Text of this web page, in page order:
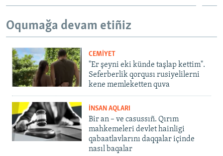
Oqumağa devam etiñiz
CEMİYET
"Er şeyni eki künde taşlap kettim".
Seferberlik qorqusı rusiyelilerni
kene memleketten quva
İNSAN AQLARI
Bir an – ve casussıñ. Qırım
mahkemeleri devlet hainligi
qabaatlavlarını daqqalar içinde
nasıl baqalar